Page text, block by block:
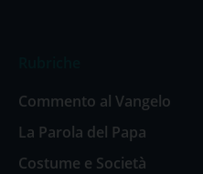
Commento al Vangelo
La Parola del Papa
Costume e Società